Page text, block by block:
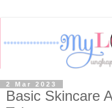
2 Mar 2023
Basic Skincare